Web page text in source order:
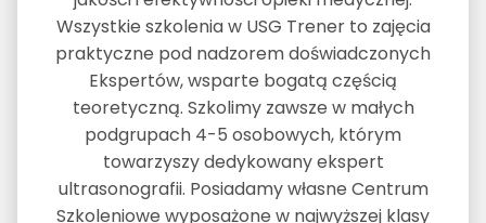
Wszystkie szkolenia w USG Trener to zajęcia
praktyczne pod nadzorem doświadczonych
Ekspertów, wsparte bogatą częścią
teoretyczną. Szkolimy zawsze w małych
podgrupach 4-5 osobowych, którym
towarzyszy dedykowany ekspert
ultrasonografii. Posiadamy własne Centrum
Szkoleniowe wyposażone w najwyższej klasy